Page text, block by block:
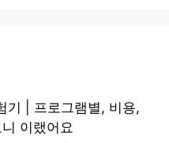
기 | 프로그램별, 비용,
이랬어요